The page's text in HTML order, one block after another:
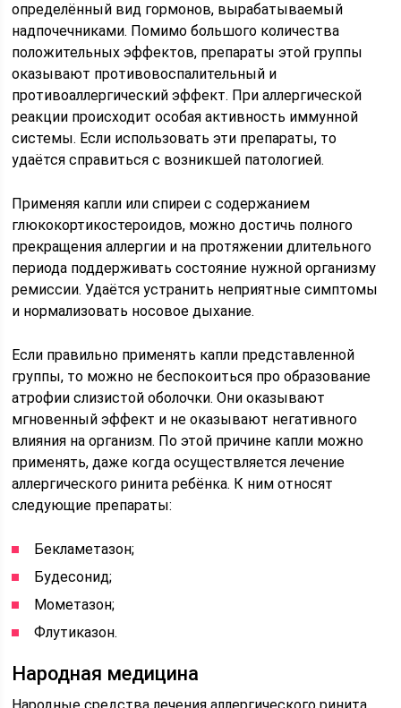
определённый вид гормонов, вырабатываемый
надпочечниками. Помимо большого количества
положительных эффектов, препараты этой группы
оказывают противовоспалительный и
противоаллергический эффект. При аллергической
реакции происходит особая активность иммунной
системы. Если использовать эти препараты, то
удаётся справиться с возникшей патологией.
Применяя капли или спиреи с содержанием
глюкокортикостероидов, можно достичь полного
прекращения аллергии и на протяжении длительного
периода поддерживать состояние нужной организму
ремиссии. Удаётся устранить неприятные симптомы
и нормализовать носовое дыхание.
Если правильно применять капли представленной
группы, то можно не беспокоиться про образование
атрофии слизистой оболочки. Они оказывают
мгновенный эффект и не оказывают негативного
влияния на организм. По этой причине капли можно
применять, даже когда осуществляется лечение
аллергического ринита ребёнка. К ним относят
следующие препараты:
Бекламетазон;
Будесонид;
Мометазон;
Флутиказон.
Народная медицина